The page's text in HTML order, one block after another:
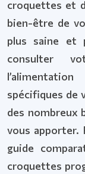
croquettes et
bien-être de
plus saine et
consulter
spécifiques de
des nombreux
vous apporter.
guide
croquettes